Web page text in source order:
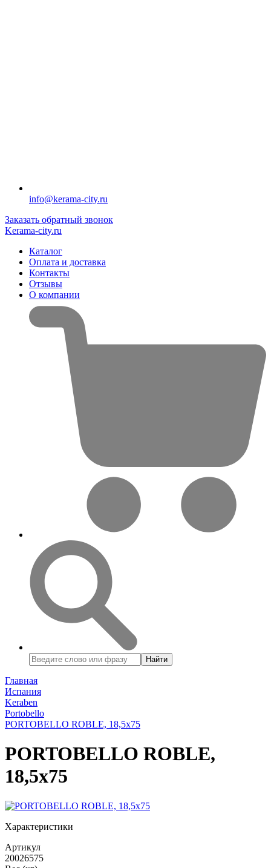
info@kerama-city.ru
Заказать обратный звонок
Kerama-city.ru
Каталог
Оплата и доставка
Контакты
Отзывы
О компании
Найти
Главная
Испания
Keraben
Portobello
PORTOBELLO ROBLE, 18,5x75
PORTOBELLO ROBLE,
18,5x75
Характеристики
Артикул
20026575